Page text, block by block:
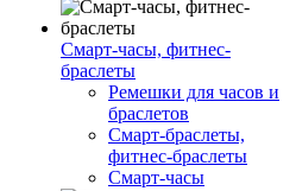
Смарт-часы, фитнес-
браслеты
Ремешки для часов и
браслетов
Смарт-браслеты,
фитнес-браслеты
Смарт-часы